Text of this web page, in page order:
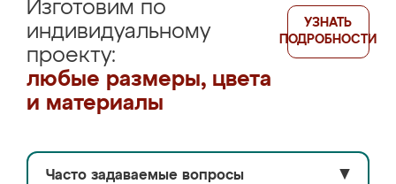
Изготовим по
индивидуальному
проекту:
любые размеры, цвета
и материалы
УЗНАТЬ
ПОДРОБНОСТИ
Часто задаваемые вопросы ▼